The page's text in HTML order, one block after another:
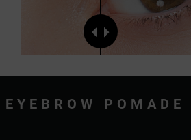
EYEBROW POMADE